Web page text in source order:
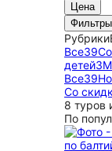
Цена
Фильтры
Рубрики
Все39
детей3
Все39
Со
8 туров
По